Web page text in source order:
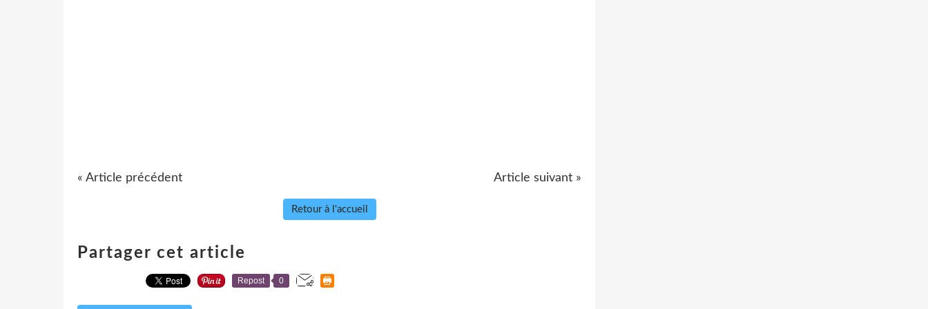
« Article précédent Article suivant »
Retour à l'accueil
Partager cet article
Repost 0